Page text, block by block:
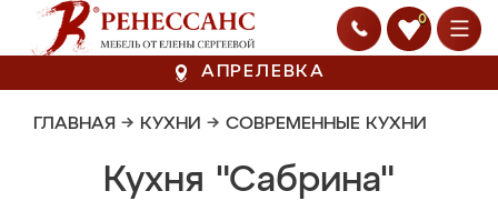
0
АПРЕЛЕВКА
ГЛАВНАЯ → КУХНИ → СОВРЕМЕННЫЕ КУХНИ
Кухня "Сабрина"